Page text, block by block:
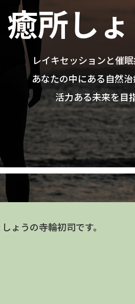
癒所し
レイキセッションと催眠
あなたの中にある自然
活力ある未来を目
うの寺輪初司です。